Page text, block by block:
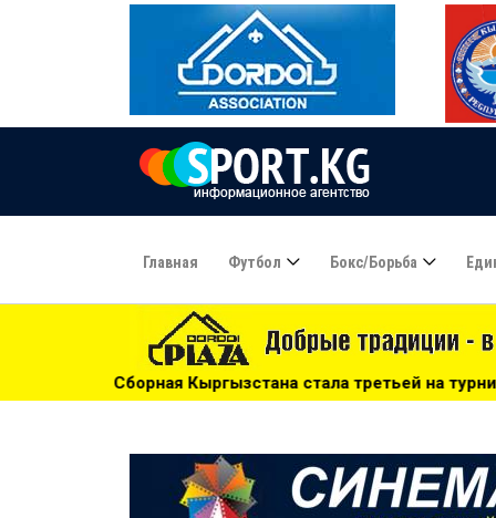
Главная Футбол Бокс/борьба
стала третьей на турнире по пляжному